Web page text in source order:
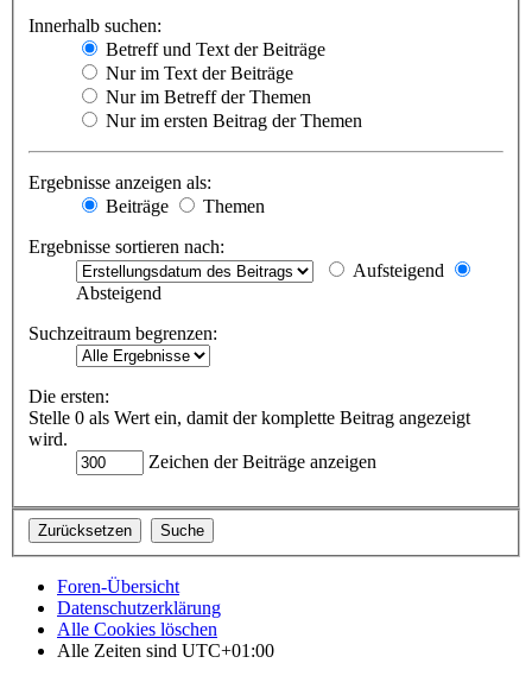
Innerhalb suchen:
Betreff und Text der Beiträge
Nur im Text der Beiträge
Nur im Betreff der Themen
Nur im ersten Beitrag der Themen
Ergebnisse anzeigen als:
Beiträge
Themen
Ergebnisse sortieren nach:
Aufsteigend
Absteigend
Suchzeitraum begrenzen:
Die ersten:
Stelle 0 als Wert ein, damit der komplette Beitrag angezeigt
wird.
Zeichen der Beiträge anzeigen
Foren-Übersicht
Datenschutzerklärung
Alle Cookies löschen
Alle Zeiten sind UTC+01:00